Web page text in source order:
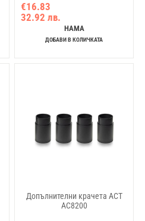
€16.83
32.92 лв.
HAMA
ДОБАВИ В КОЛИЧКАТА
Допълнителни крачета ACT
AC8200